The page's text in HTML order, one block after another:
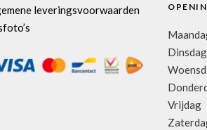
leveringsvoorwaarden
Dinsdag
Vrijdag